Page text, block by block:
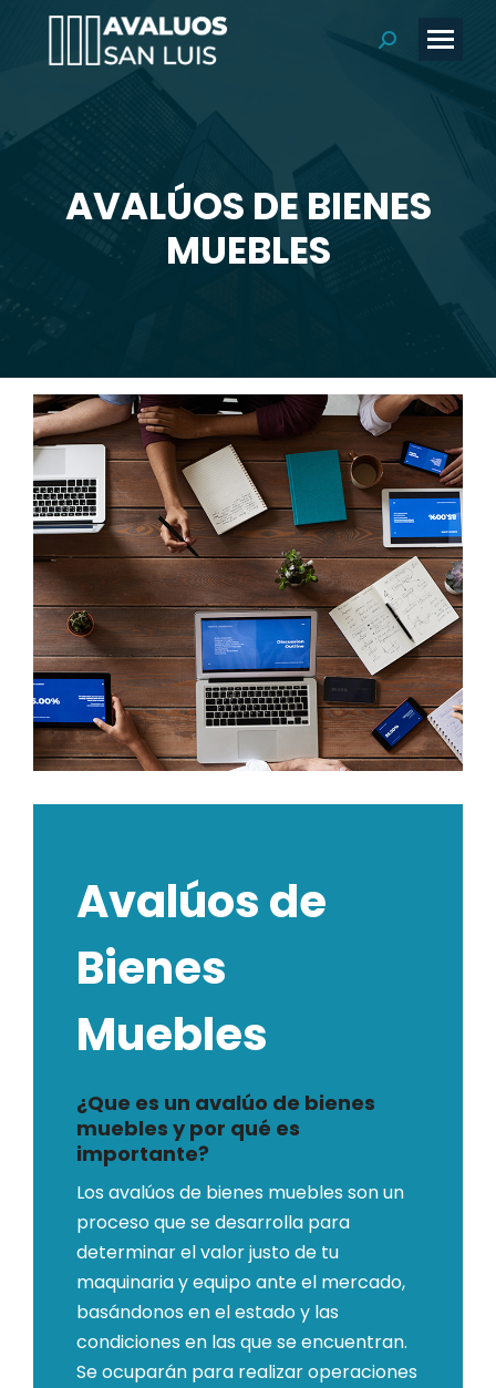
Buscar:
AVALÚOS DE BIENES
MUEBLES
Avalúos de
Bienes
Muebles
¿Que es un avalúo de bienes
muebles y por qué es
importante?
Los avalúos de bienes muebles son un
proceso que se desarrolla para
determinar el valor justo de tu
maquinaria y equipo ante el mercado,
basándonos en el estado y las
condiciones en las que se encuentran.
Se ocuparán para realizar operaciones